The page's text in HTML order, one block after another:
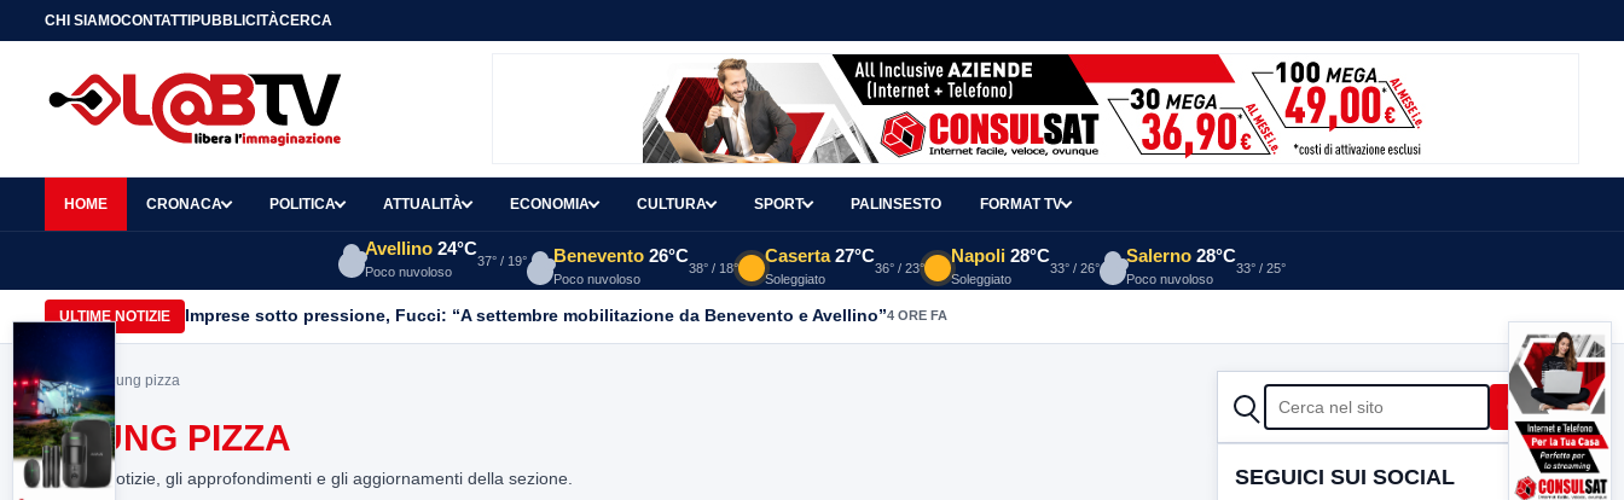
CHI SIAMOCONTATTIPUBBLICITÀCERCA
HOME CRONACA POLITICA ATTUALITÀ ECONOMIA CULTURA SPORT PALINSESTO FORMAT TV
Avellino 24°C
Poco nuvoloso
37° / 19° Benevento 26°C
Poco nuvoloso
38° / 18°
Caserta 27°C
Soleggiato
36° / 23°
Napoli 28°C
Soleggiato
33° / 26°
Salerno 28°C
Poco nuvoloso
33° / 25°
ULTIME NOTIZIE Imprese sotto pressione, Fucci: “A settembre mobilitazione da Benevento e Avellino”4 ORE FA
Home> young pizza
YOUNG PIZZA
Tutte le notizie, gli approfondimenti e gli aggiornamenti della sezione.
CERCA Cerca
SEGUICI SUI SOCIAL